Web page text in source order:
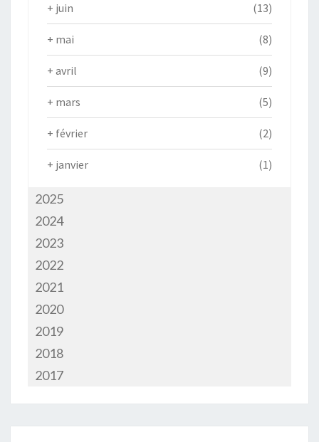
+ juin (13)
+ mai (8)
+ avril (9)
+ mars (5)
+ février (2)
+ janvier (1)
2025
2024
2023
2022
2021
2020
2019
2018
2017